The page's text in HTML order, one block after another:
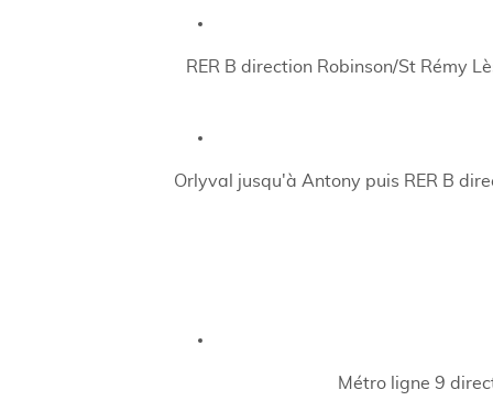
RER B direction Robinson/St Rémy
Orlyval jusqu'à Antony puis RER B
Métro ligne 9